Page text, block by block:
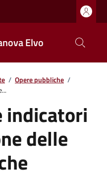
Elvo
/ Opere pubbliche /
indicatori
delle